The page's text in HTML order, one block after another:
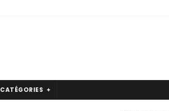
CATÉGORIES